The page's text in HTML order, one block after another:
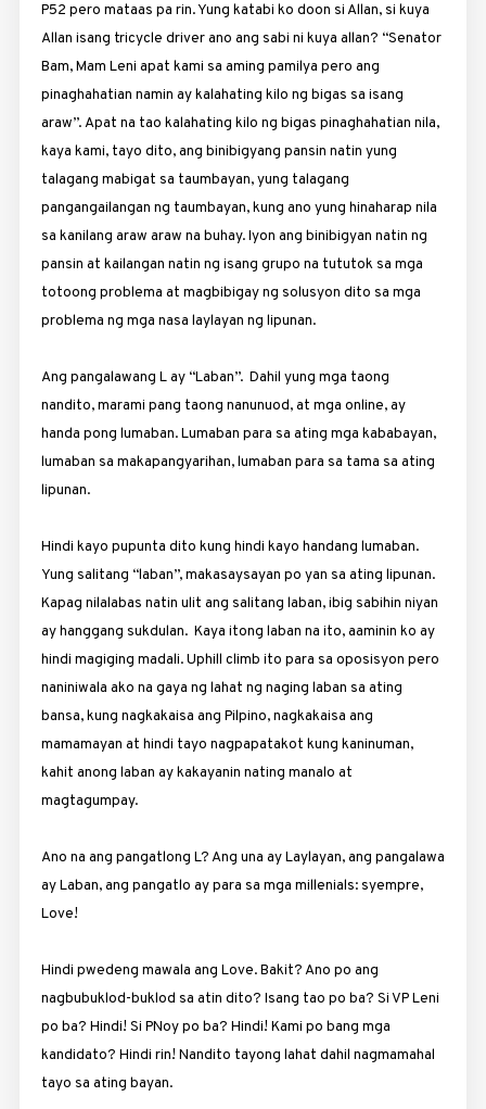
P52 pero mataas pa rin. Yung katabi ko doon si Allan, si kuya
Allan isang tricycle driver ano ang sabi ni kuya allan? “Senator
Bam, Mam Leni apat kami sa aming pamilya pero ang
pinaghahatian namin ay kalahating kilo ng bigas sa isang
araw”. Apat na tao kalahating kilo ng bigas pinaghahatian nila,
kaya kami, tayo dito, ang binibigyang pansin natin yung
talagang mabigat sa taumbayan, yung talagang
pangangailangan ng taumbayan, kung ano yung hinaharap nila
sa kanilang araw araw na buhay. Iyon ang binibigyan natin ng
pansin at kailangan natin ng isang grupo na tututok sa mga
totoong problema at magbibigay ng solusyon dito sa mga
problema ng mga nasa laylayan ng lipunan.
Ang pangalawang L ay “Laban”. Dahil yung mga taong
nandito, marami pang taong nanunuod, at mga online, ay
handa pong lumaban. Lumaban para sa ating mga kababayan,
lumaban sa makapangyarihan, lumaban para sa tama sa ating
lipunan.
Hindi kayo pupunta dito kung hindi kayo handang lumaban.
Yung salitang “laban”, makasaysayan po yan sa ating lipunan.
Kapag nilalabas natin ulit ang salitang laban, ibig sabihin niyan
ay hanggang sukdulan. Kaya itong laban na ito, aaminin ko ay
hindi magiging madali. Uphill climb ito para sa oposisyon pero
naniniwala ako na gaya ng lahat ng naging laban sa ating
bansa, kung nagkakaisa ang Pilpino, nagkakaisa ang
mamamayan at hindi tayo nagpapatakot kung kaninuman,
kahit anong laban ay kakayanin nating manalo at
magtagumpay.
Ano na ang pangatlong L? Ang una ay Laylayan, ang pangalawa
ay Laban, ang pangatlo ay para sa mga millenials: syempre,
Love!
Hindi pwedeng mawala ang Love. Bakit? Ano po ang
nagbubuklod-buklod sa atin dito? Isang tao po ba? Si VP Leni
po ba? Hindi! Si PNoy po ba? Hindi! Kami po bang mga
kandidato? Hindi rin! Nandito tayong lahat dahil nagmamahal
tayo sa ating bayan.